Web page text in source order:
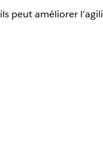
peut améliorer